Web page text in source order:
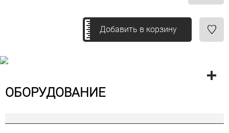
Добавить в корзину
ОБОРУДОВАНИЕ